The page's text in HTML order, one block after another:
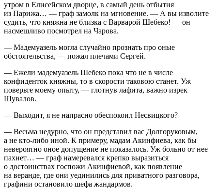
утром в Елисейском дворце, в самый день отбытия
из Парижа… — граф замолк на мгновение. — А вы изволите
судить, что княжна не близка с Варварой Шебеко! — он
насмешливо посмотрел на Чарова.
— Мадемуазель могла случайно прознать про оные
обстоятельства, — пожал плечами Сергей.
— Ежели мадемуазель Шебеко пока что не в числе
конфиденток княжны, то в скорости таковою станет. Уж
поверьте моему опыту, — глотнув лафита, важно изрек
Шувалов.
— Выходит, я не напрасно обеспокоил Несвицкого?
— Весьма недурно, что он представил вас Долгоруковым,
а не кто-либо иной. К примеру, мадам Акинфиева, как бы
невероятно оное допущение не показалось. Уж больно от нее
пахнет… — граф намеревался крепко выразиться
о достоинствах госпожи Акинфиевой, как появление
на веранде, где они уединились для приватного разговора,
графини остановило шефа жандармов.